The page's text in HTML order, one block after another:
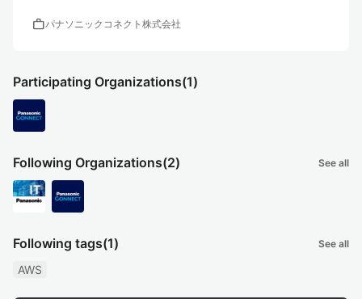
workパナソニックコネクト株式会社
Participating Organizations(1)
Following Organizations(2) See all
Following tags(1) See all
AWS